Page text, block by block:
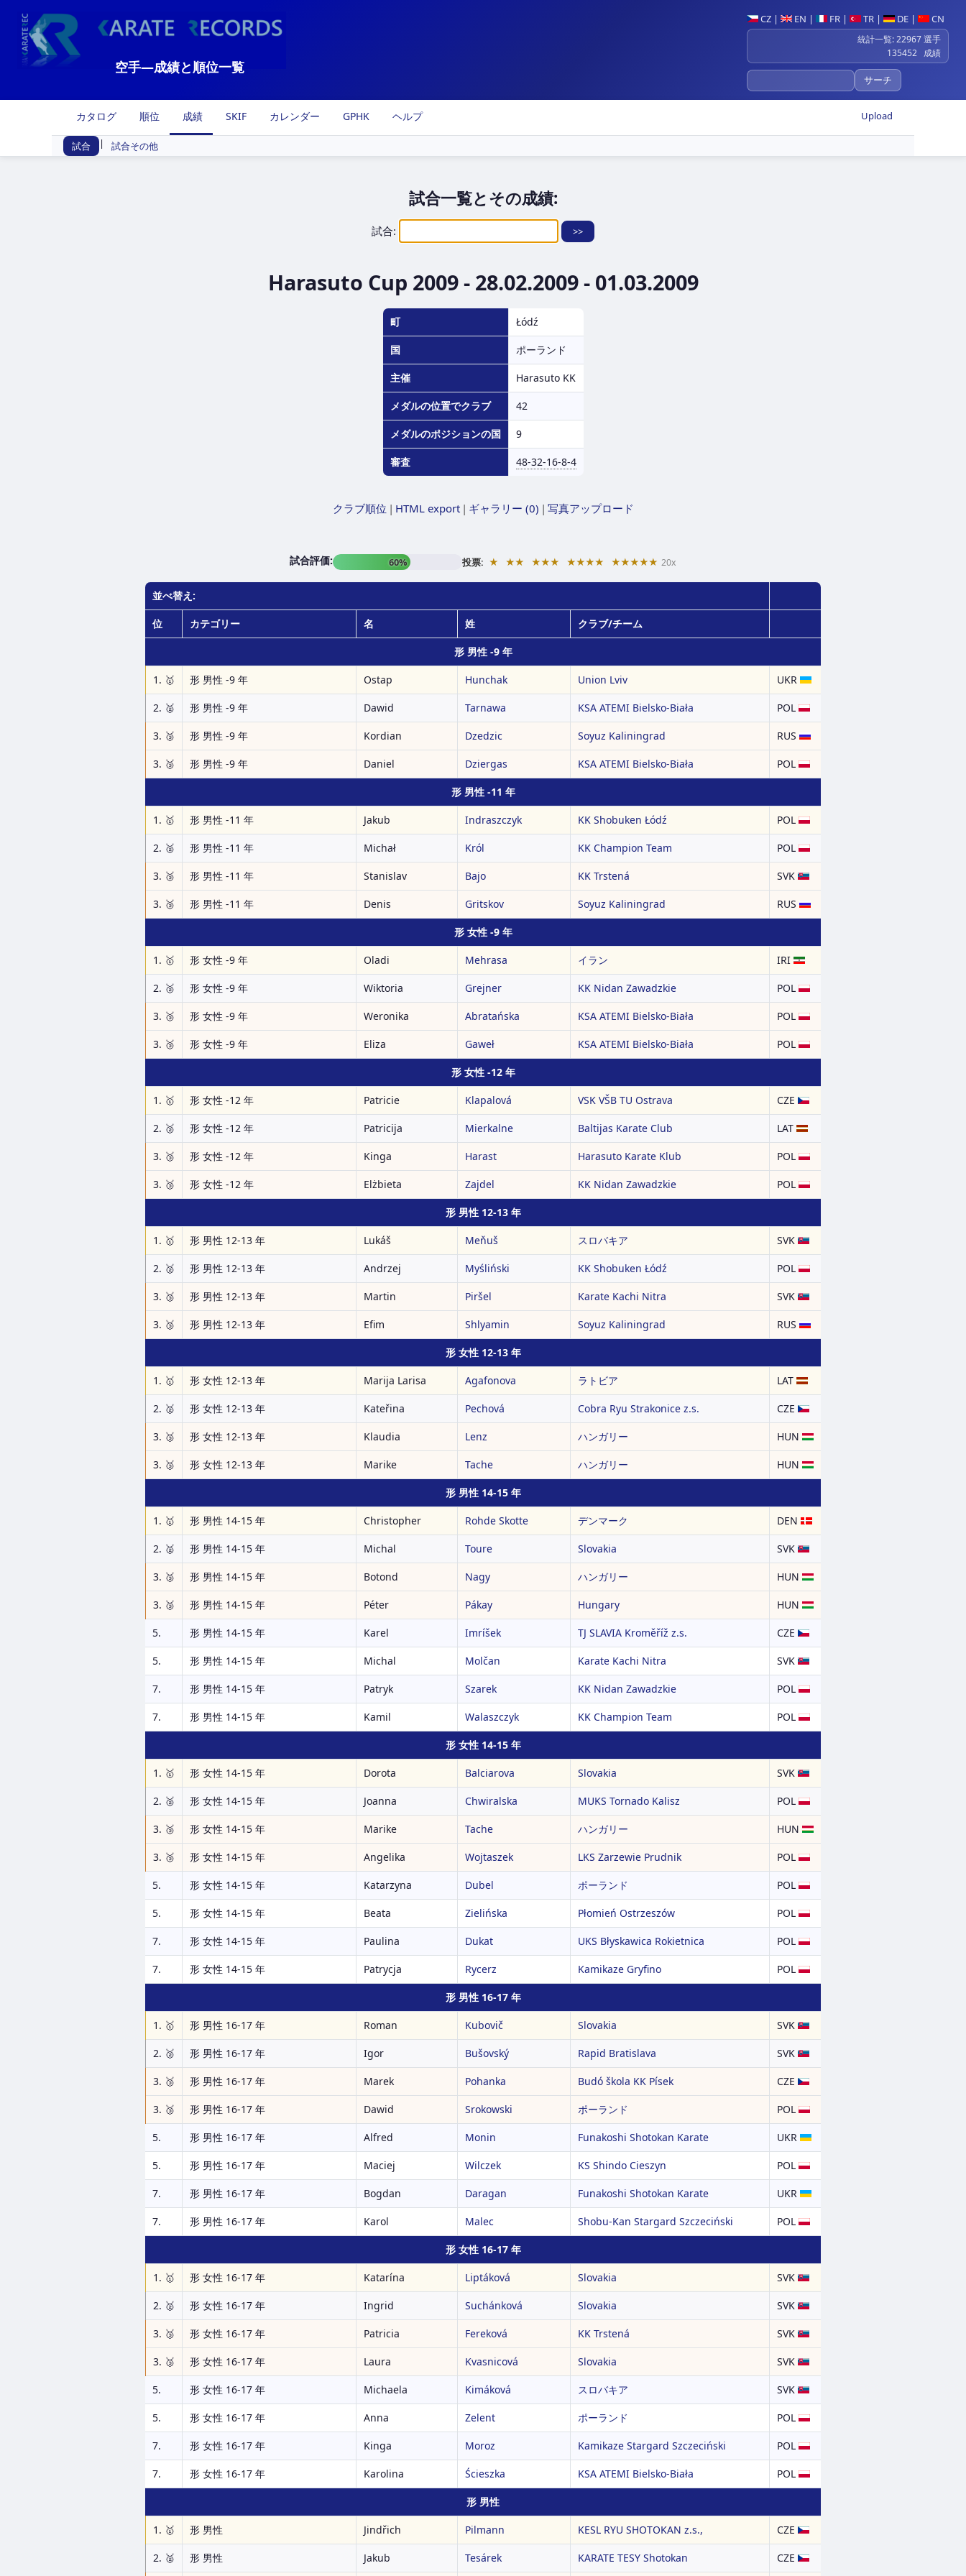
CZ | EN | FR | TR | DE | CN
統計一覧: 22967 選手
135452 成績
空手―成績と順位一覧
Upload
カタログ 順位 成績 SKIF カレンダー GPHK ヘルプ
試合 | 試合その他
試合一覧とその成績:
試合:
Harasuto Cup 2009 - 28.02.2009 - 01.03.2009
町 Łódź
国 ポーランド
主催 Harasuto KK
メダルの位置でクラブ 42
メダルのポジションの国 9
審査 48-32-16-8-4
クラブ順位 | HTML export | ギャラリー (0) | 写真アップロード
試合評価: 60% 投票: ★ ★★ ★★★ ★★★★ ★★★★★ 20x
並べ替え:
位 カテゴリー 名 姓 クラブ/チーム
形 男性 -9 年
1. 🥇 形 男性 -9 年 Ostap Hunchak Union Lviv UKR
2. 🥈 形 男性 -9 年 Dawid Tarnawa KSA ATEMI Bielsko-Biała POL
3. 🥉 形 男性 -9 年 Kordian Dzedzic Soyuz Kaliningrad RUS
3. 🥉 形 男性 -9 年 Daniel Dziergas KSA ATEMI Bielsko-Biała POL
形 男性 -11 年
1. 🥇 形 男性 -11 年 Jakub Indraszczyk KK Shobuken Łódź POL
2. 🥈 形 男性 -11 年 Michał Król KK Champion Team POL
3. 🥉 形 男性 -11 年 Stanislav Bajo KK Trstená SVK
3. 🥉 形 男性 -11 年 Denis Gritskov Soyuz Kaliningrad RUS
形 女性 -9 年
1. 🥇 形 女性 -9 年 Oladi Mehrasa イラン IRI
2. 🥈 形 女性 -9 年 Wiktoria Grejner KK Nidan Zawadzkie POL
3. 🥉 形 女性 -9 年 Weronika Abratańska KSA ATEMI Bielsko-Biała POL
3. 🥉 形 女性 -9 年 Eliza Gaweł KSA ATEMI Bielsko-Biała POL
形 女性 -12 年
1. 🥇 形 女性 -12 年 Patricie Klapalová VSK VŠB TU Ostrava CZE
2. 🥈 形 女性 -12 年 Patricija Mierkalne Baltijas Karate Club LAT
3. 🥉 形 女性 -12 年 Kinga Harast Harasuto Karate Klub POL
3. 🥉 形 女性 -12 年 Elżbieta Zajdel KK Nidan Zawadzkie POL
形 男性 12-13 年
1. 🥇 形 男性 12-13 年 Lukáš Meňuš スロバキア SVK
2. 🥈 形 男性 12-13 年 Andrzej Myśliński KK Shobuken Łódź POL
3. 🥉 形 男性 12-13 年 Martin Piršel Karate Kachi Nitra SVK
3. 🥉 形 男性 12-13 年 Efim Shlyamin Soyuz Kaliningrad RUS
形 女性 12-13 年
1. 🥇 形 女性 12-13 年 Marija Larisa Agafonova ラトビア LAT
2. 🥈 形 女性 12-13 年 Kateřina Pechová Cobra Ryu Strakonice z.s. CZE
3. 🥉 形 女性 12-13 年 Klaudia Lenz ハンガリー HUN
3. 🥉 形 女性 12-13 年 Marike Tache ハンガリー HUN
形 男性 14-15 年
1. 🥇 形 男性 14-15 年 Christopher Rohde Skotte デンマーク DEN
2. 🥈 形 男性 14-15 年 Michal Toure Slovakia SVK
3. 🥉 形 男性 14-15 年 Botond Nagy ハンガリー HUN
3. 🥉 形 男性 14-15 年 Péter Pákay Hungary HUN
5. 形 男性 14-15 年 Karel Imríšek TJ SLAVIA Kroměříž z.s. CZE
5. 形 男性 14-15 年 Michal Molčan Karate Kachi Nitra SVK
7. 形 男性 14-15 年 Patryk Szarek KK Nidan Zawadzkie POL
7. 形 男性 14-15 年 Kamil Walaszczyk KK Champion Team POL
形 女性 14-15 年
1. 🥇 形 女性 14-15 年 Dorota Balciarova Slovakia SVK
2. 🥈 形 女性 14-15 年 Joanna Chwiralska MUKS Tornado Kalisz POL
3. 🥉 形 女性 14-15 年 Marike Tache ハンガリー HUN
3. 🥉 形 女性 14-15 年 Angelika Wojtaszek LKS Zarzewie Prudnik POL
5. 形 女性 14-15 年 Katarzyna Dubel ポーランド POL
5. 形 女性 14-15 年 Beata Zielińska Płomień Ostrzeszów POL
7. 形 女性 14-15 年 Paulina Dukat UKS Błyskawica Rokietnica POL
7. 形 女性 14-15 年 Patrycja Rycerz Kamikaze Gryfino POL
形 男性 16-17 年
1. 🥇 形 男性 16-17 年 Roman Kubovič Slovakia SVK
2. 🥈 形 男性 16-17 年 Igor Bušovský Rapid Bratislava SVK
3. 🥉 形 男性 16-17 年 Marek Pohanka Budó škola KK Písek CZE
3. 🥉 形 男性 16-17 年 Dawid Srokowski ポーランド POL
5. 形 男性 16-17 年 Alfred Monin Funakoshi Shotokan Karate UKR
5. 形 男性 16-17 年 Maciej Wilczek KS Shindo Cieszyn POL
7. 形 男性 16-17 年 Bogdan Daragan Funakoshi Shotokan Karate UKR
7. 形 男性 16-17 年 Karol Malec Shobu-Kan Stargard Szczeciński POL
形 女性 16-17 年
1. 🥇 形 女性 16-17 年 Katarína Liptáková Slovakia SVK
2. 🥈 形 女性 16-17 年 Ingrid Suchánková Slovakia SVK
3. 🥉 形 女性 16-17 年 Patricia Fereková KK Trstená SVK
3. 🥉 形 女性 16-17 年 Laura Kvasnicová Slovakia SVK
5. 形 女性 16-17 年 Michaela Kimáková スロバキア SVK
5. 形 女性 16-17 年 Anna Zelent ポーランド POL
7. 形 女性 16-17 年 Kinga Moroz Kamikaze Stargard Szczeciński POL
7. 形 女性 16-17 年 Karolina Ścieszka KSA ATEMI Bielsko-Biała POL
形 男性
1. 🥇 形 男性 Jindřich Pilmann KESL RYU SHOTOKAN z.s., CZE
2. 🥈 形 男性 Jakub Tesárek KARATE TESY Shotokan CZE